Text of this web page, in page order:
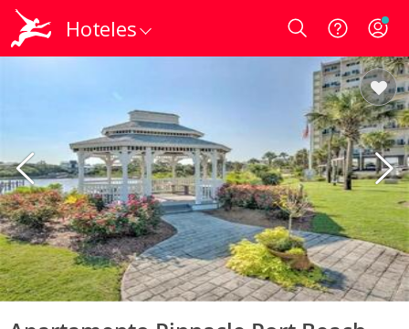
Hoteles Login